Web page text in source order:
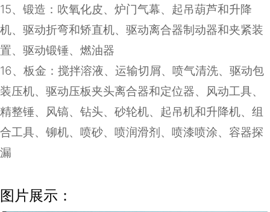
15、锻造：吹氧化皮、炉门气幕、起吊葫芦和升降
机、驱动折弯和矫直机、驱动离合器制动器和夹紧装
置、驱动锻锤、燃油器
16、板金：搅拌溶液、运输切屑、喷气清洗、驱动包
装压机、驱动压板夹头离合器和定位器、风动工具、
精整锤、风镐、钻头、砂轮机、起吊机和升降机、组
合工具、铆机、喷砂、喷润滑剂、喷漆喷涂、容器探
漏
图片展示：